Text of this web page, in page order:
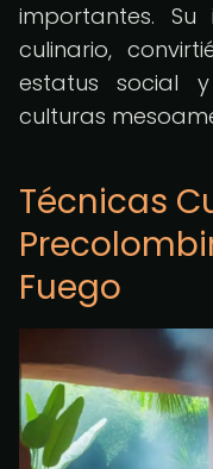
importantes.
culinario,
estatus social
culturas
Técnicas
Fuego